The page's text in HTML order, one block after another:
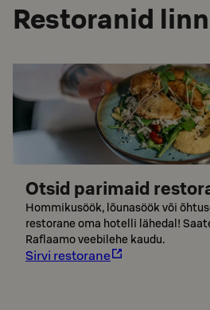
Restoranid
Otsid parimaid
Hommikusöök, lõunasöök või
restorane oma hotelli lähedal!
Raflaamo veebilehe kaudu.
Sirvi restorane